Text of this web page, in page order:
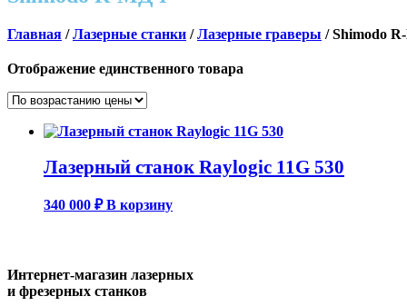
Главная /Лазерные станки /Лазерные граверы / Shimodo
Отображение единственного товара
Лазерный станок Raylogic 11G 530
340 000 ₽ В корзину
Интернет-магазин лазерных
и фрезерных станков